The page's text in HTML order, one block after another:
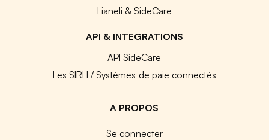
Lianeli & SideCare
API & INTEGRATIONS
API SideCare
Les SIRH / Systèmes de paie connectés
A PROPOS
Se connecter